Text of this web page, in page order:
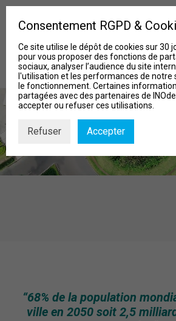
MISSIONS
Qui sommes-
“68% de la population
ville en 2050 soit 2,5
Consentement RGPD &
Ce site utilise le dépôt de cookies sur 30
pour vous proposer des fonctions de
sociaux, analyser l’audience du site
l'utilisation et les performances de notre
le fonctionnement. Certaines
partagées avec des partenaires de
accepter ou refuser ces utilisations.
Refuser Accepter